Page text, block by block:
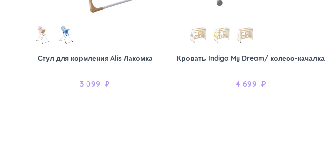
Стул для кормления Alis Лакомка
3 099 ₽
Кровать Indigo My Dream/ колесо-качалка
4 699 ₽